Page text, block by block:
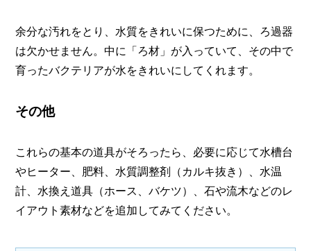
余分な汚れをとり、水質をきれいに保つために、ろ過器
は欠かせません。中に「ろ材」が入っていて、その中で
育ったバクテリアが水をきれいにしてくれます。
その他
これらの基本の道具がそろったら、必要に応じて水槽台
やヒーター、肥料、水質調整剤（カルキ抜き）、水温
計、水換え道具（ホース、バケツ）、石や流木などのレ
イアウト素材などを追加してみてください。